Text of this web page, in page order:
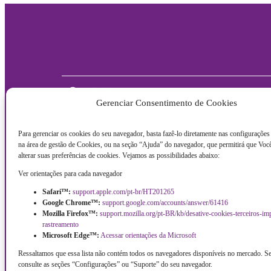
Gerenciar Consentimento de Cookies
Para gerenciar os cookies do seu navegador, basta fazê-lo diretamente nas
na área de gestão de Cookies, ou na seção “Ajuda” do navegador, que permitirá que
alterar suas preferências de cookies. Vejamos as possibilidades abaixo:
Ver orientações para cada navegador
Safari™: support.apple.com/pt-br/HT201265
Google Chrome™: support.google.com/accounts/answer/61416
Mozilla Firefox™: support.mozilla.org/pt-BR/kb/desative-cookies-terceiros-
rastreamento
Microsoft Edge™: Acessar orientações da Microsoft
Ressaltamos que essa lista não contém todos os navegadores disponíveis no mercado.
consulte as seções “Configurações” ou “Suporte” do seu navegador.
Contato
producao.ccbj@idm.org.br
Administrativo:
85 9.9233.0228
administrativo.ccbj@idm.org.br
Comunicação:
85 9.8127.0954
ascom.ccbj@idm.org.br
Escola
Gestão